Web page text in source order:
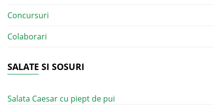
Concursuri
Colaborari
SALATE SI SOSURI
Salata Caesar cu piept de pui